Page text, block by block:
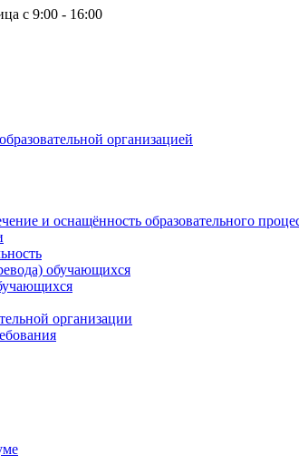
с 9:00 - 16:00
организацией
и оснащённость образовательного
обучающихся
организации